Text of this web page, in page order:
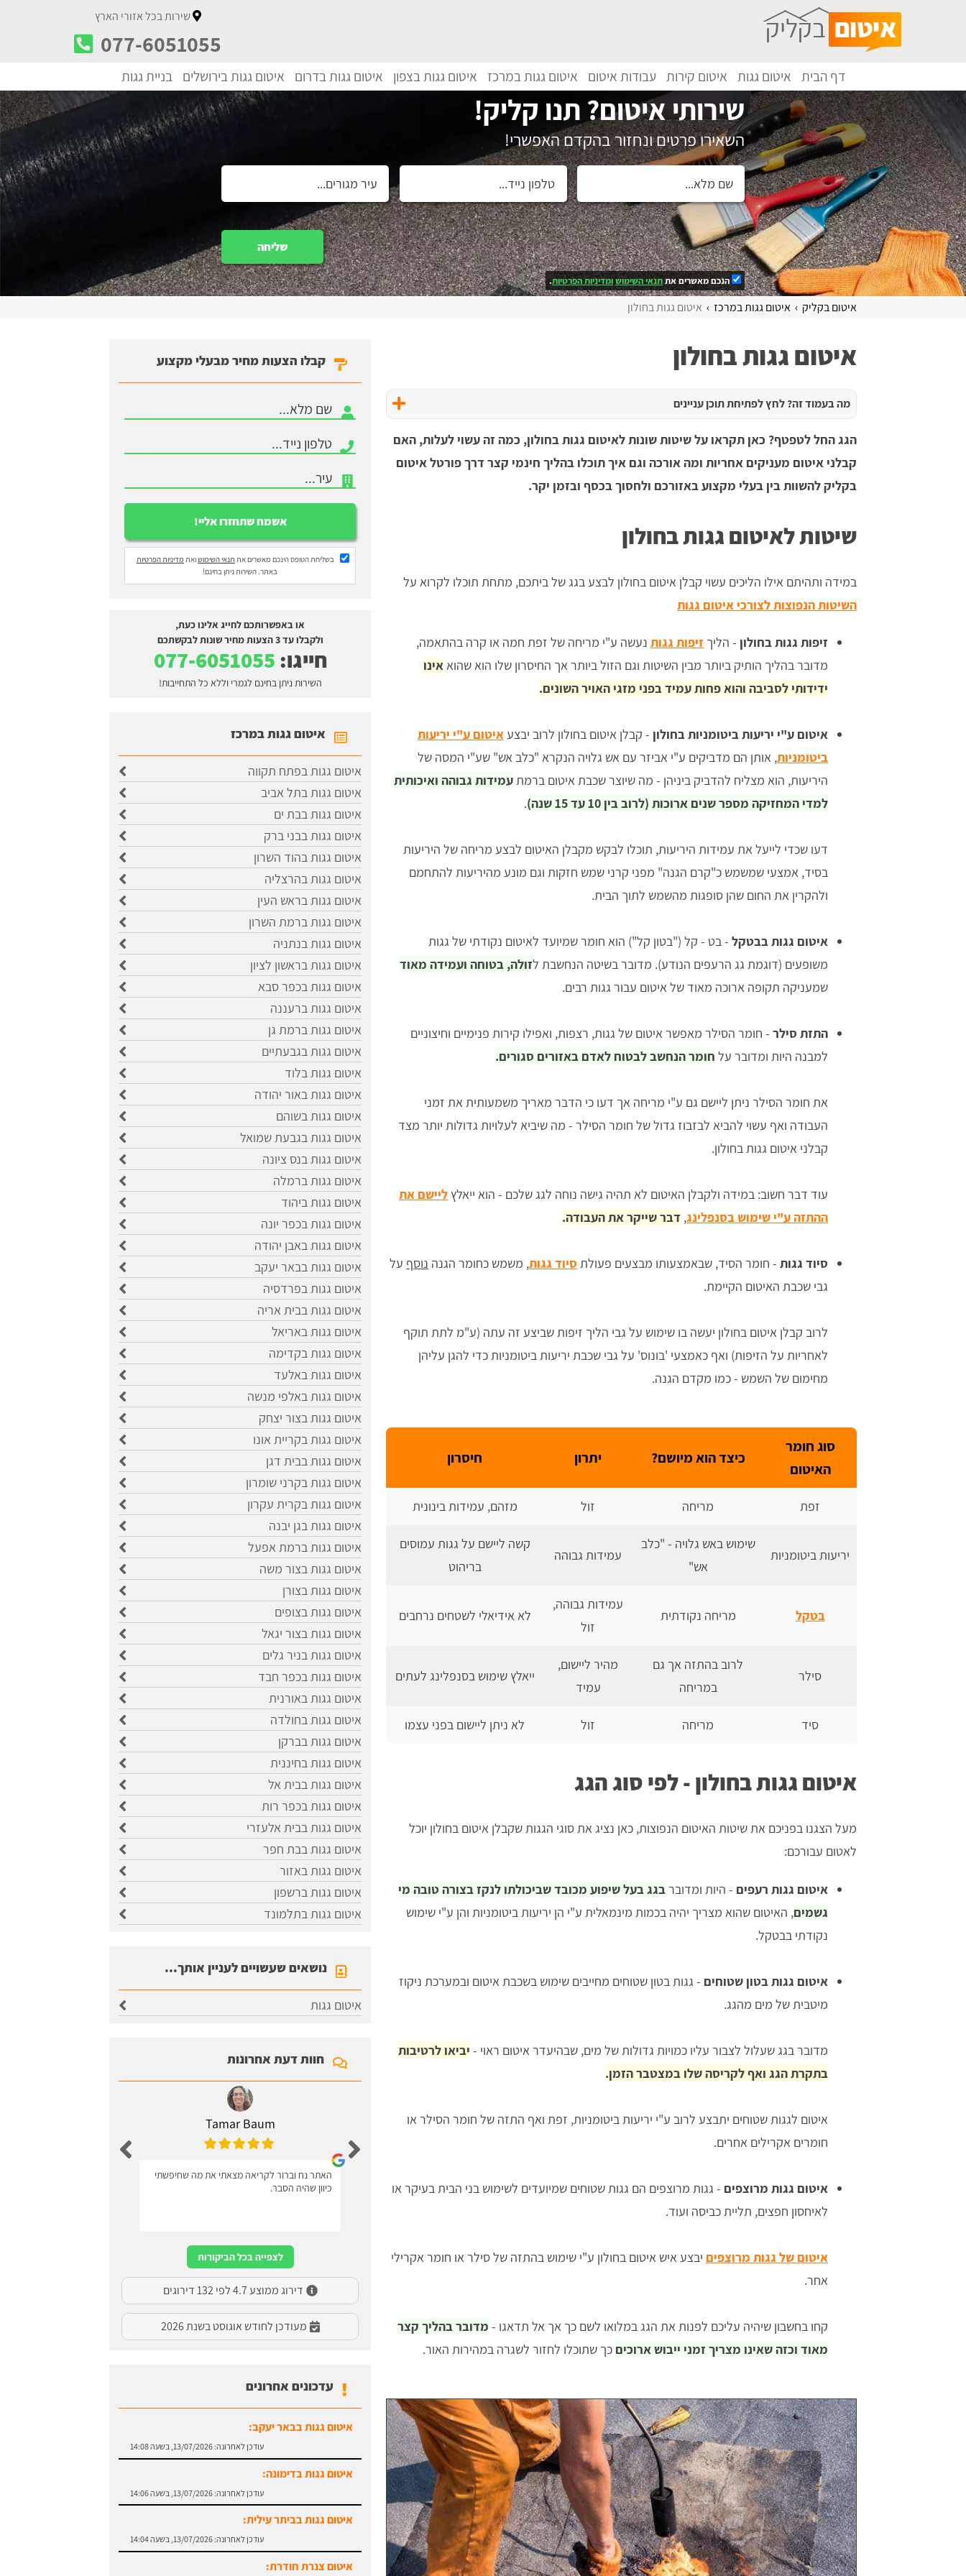
שירות בכל אזורי הארץ
077-6051055
דף הבית איטום גגות איטום קירות עבודות איטום איטום גגות במרכז איטום גגות בצפון איטום גגות בדרום איטום גגות בירושלים בניית גגות
שירותי איטום? תנו קליק!
השאירו פרטים ונחזור בהקדם האפשרי!
שליחה
הנכם מאשרים אתתנאי השימושומדיניות הפרטיות.
איטום בקליק איטום גגות במרכז איטום גגות בחולון
איטום גגות בחולון
מה בעמוד זה? לחץ לפתיחת תוכן עניינים
הגג החל לטפטף? כאן תקראו על שיטות שונות לאיטום גגות בחולון, כמה זה עשוי לעלות, האם
קבלני איטום מעניקים אחריות ומה אורכה וגם איך תוכלו בהליך חינמי קצר דרך פורטל איטום
בקליק להשוות בין בעלי מקצוע באזורכם ולחסוך בכסף ובזמן יקר.
שיטות לאיטום גגות בחולון
במידה ותהיתם אילו הליכים עשוי קבלן איטום בחולון לבצע בגג של ביתכם, מתחת תוכלו לקרוא על
השיטות הנפוצות לצורכי איטום גגות
זיפות גגות בחולון - הליך זיפות גגות נעשה ע"י מריחה של זפת חמה או קרה בהתאמה,
מדובר בהליך הותיק ביותר מבין השיטות וגם הזול ביותר אך החיסרון שלו הוא שהואאינו
ידידותי לסביבה והוא פחות עמיד בפני מזגי האויר השונים.
איטום ע"י יריעות ביטומניות בחולון - קבלן איטום בחולון לרוב יבצעאיטום ע"י יריעות
ביטומניות, אותן הם מדביקים ע"י אביזר עם אש גלויה הנקרא "כלב אש" שע"י המסה של
היריעות, הוא מצליח להדביק ביניהן - מה שיוצר שכבת איטום ברמתעמידות גבוהה ואיכותית
למדי המחזיקה מספר שנים ארוכות (לרוב בין 10 עד 15 שנה)
.
דעו שכדי לייעל את עמידות היריעות, תוכלו לבקש מקבלן האיטום לבצע מריחה של היריעות
בסיד, אמצעי שמשמש כ"קרם הגנה" מפני קרני שמש חזקות וגם מונע מהיריעות להתחמם
ולהקרין את החום שהן סופגות מהשמש לתוך הבית.
איטום גגות בבטקל - בט - קל ("בטון קל") הוא חומר שמיועד לאיטום נקודתי של גגות
משופעים (דוגמת גג הרעפים הנודע). מדובר בשיטה הנחשבת לזולה, בטוחה ועמידה מאוד
שמעניקה תקופה ארוכה מאוד של איטום עבור גגות רבים.
התזת סילר - חומר הסילר מאפשר איטום של גגות, רצפות, ואפילו קירות פנימיים וחיצוניים
למבנה היות ומדובר על חומר הנחשב לבטוח לאדם באזורים סגורים.
את חומר הסילר ניתן ליישם גם ע"י מריחה אך דעו כי הדבר מאריך משמעותית את זמני
העבודה ואף עשוי להביא לבזבוז גדול של חומר הסילר - מה שיביא לעלויות גדולות יותר מצד
קבלני איטום גגות בחולון.
עוד דבר חשוב: במידה ולקבלן האיטום לא תהיה גישה נוחה לגג שלכם - הוא ייאלץ ליישם את
ההתזה ע"י שימוש בסנפלינג, דבר שייקר את העבודה.
סיוד גגות - חומר הסיד, שבאמצעותו מבצעים פעולת סיוד גגות, משמש כחומר הגנה נוסף על
גבי שכבת האיטום הקיימת.
לרוב קבלן איטום בחולון יעשה בו שימוש על גבי הליך זיפות שביצע זה עתה (ע"מ לתת תוקף
לאחריות על הזיפות) ואף כאמצעי 'בונוס' על גבי שכבת יריעות ביטומניות כדי להגן עליהן
מחימום של השמש - כמו מקדם הגנה.
סוג חומר
האיטום
כיצד הוא מיושם? יתרון חיסרון
זפת מריחה זול מזהם, עמידות בינונית
יריעות ביטומניות
שימוש באש גלויה - "כלב
אש"
עמידות גבוהה
קשה ליישם על גגות עמוסים
בריהוט
בטקל מריחה נקודתית
עמידות גבוהה,
זול
לא אידיאלי לשטחים נרחבים
סילר
לרוב בהתזה אך גם
במריחה
מהיר ליישום,
עמיד
ייאלץ שימוש בסנפלינג לעתים
סיד מריחה זול לא ניתן ליישום בפני עצמו
איטום גגות בחולון - לפי סוג הגג
מעל הצגנו בפניכם את שיטות האיטום הנפוצות, כאן נציג את סוגי הגגות שקבלן איטום בחולון יוכל
לאטום עבורכם:
איטום גגות רעפים - היות ומדוברבגג בעל שיפוע מכובד שביכולתו לנקז בצורה טובה מי
גשמים, האיטום שהוא מצריך יהיה בכמות מינמאלית ע"י הן יריעות ביטומניות והן ע"י שימוש
נקודתי בבטקל.
איטום גגות בטון שטוחים - גגות בטון שטוחים מחייבים שימוש בשכבת איטום ובמערכת ניקוז
מיטבית של מים מהגג.
מדובר בגג שעלול לצבור עליו כמויות גדולות של מים, שבהיעדר איטום ראוי - יביאו לרטיבות
בתקרת הגג ואף לקריסה שלו במצטבר הזמן.
איטום לגגות שטוחים יתבצע לרוב ע"י יריעות ביטומניות, זפת ואף התזה של חומר הסילר או
חומרים אקרילים אחרים.
איטום גגות מרוצפים - גגות מרוצפים הם גגות שטוחים שמיועדים לשימוש בני הבית בעיקר או
לאיחסון חפצים, תליית כביסה ועוד.
איטום של גגות מרוצפים יבצע איש איטום בחולון ע"י שימוש בהתזה של סילר או חומר אקרילי
אחר.
קחו בחשבון שיהיה עליכם לפנות את הגג במלואו לשם כך אך אל תדאגו - מדובר בהליך קצר
מאוד וכזה שאינו מצריך זמני ייבוש ארוכים כך שתוכלו לחזור לשגרה במהירות האור.
קבלו הצעות מחיר מבעלי מקצוע
בשליחת הטופס הינכם מאשרים את תנאי השימושואת מדיניות הפרטיות
באתר. השירות ניתן בחינם!
או באפשרותכם לחייג אלינו כעת,
ולקבלו עד 3 הצעות מחיר שונות לבקשתכם
חייגו:
השירות ניתן בחינם לגמרי וללא כל התחייבות!
איטום גגות במרכז
איטום גגות בפתח תקווה
איטום גגות בתל אביב
איטום גגות בבת ים
איטום גגות בבני ברק
איטום גגות בהוד השרון
איטום גגות בהרצליה
איטום גגות בראש העין
איטום גגות ברמת השרון
איטום גגות בנתניה
איטום גגות בראשון לציון
איטום גגות בכפר סבא
איטום גגות ברעננה
איטום גגות ברמת גן
איטום גגות בגבעתיים
איטום גגות בלוד
איטום גגות באור יהודה
איטום גגות בשוהם
איטום גגות בגבעת שמואל
איטום גגות בנס ציונה
איטום גגות ברמלה
איטום גגות ביהוד
איטום גגות בכפר יונה
איטום גגות באבן יהודה
איטום גגות בבאר יעקב
איטום גגות בפרדסיה
איטום גגות בבית אריה
איטום גגות באריאל
איטום גגות בקדימה
איטום גגות באלעד
איטום גגות באלפי מנשה
איטום גגות בצור יצחק
איטום גגות בקריית אונו
איטום גגות בבית דגן
איטום גגות בקרני שומרון
איטום גגות בקרית עקרון
איטום גגות בגן יבנה
איטום גגות ברמת אפעל
איטום גגות בצור משה
איטום גגות בצורן
איטום גגות בצופים
איטום גגות בצור יגאל
איטום גגות בניר גלים
איטום גגות בכפר חבד
איטום גגות באורנית
איטום גגות בחולדה
איטום גגות בברקן
איטום גגות בחיננית
איטום גגות בבית אל
איטום גגות בכפר רות
איטום גגות בבית אלעזרי
איטום גגות בבת חפר
איטום גגות באזור
איטום גגות ברשפון
איטום גגות בתלמונד
נושאים שעשויים לעניין אותך...
איטום גגות
חוות דעת אחרונות
Tamar Baum
האתר נח וברור לקריאה מצאתי את מה שחיפשתי
כיוון שהיה הסבר.
איציק לוי אודי
לצפייה בכל הביקורות
דירוג ממוצע 4.7 לפי 132 דירוגים
מעודכן לחודש אוגוסט בשנת 2026
עדכונים אחרונים
איטום גגות בבאר יעקב:
עודכן לאחרונה: 13/07/2026, בשעה 14:08
איטום גגות בדימונה:
עודכן לאחרונה: 13/07/2026, בשעה 14:06
איטום גגות בביתר עילית:
עודכן לאחרונה: 13/07/2026, בשעה 14:04
איטום צנרת חודרת: